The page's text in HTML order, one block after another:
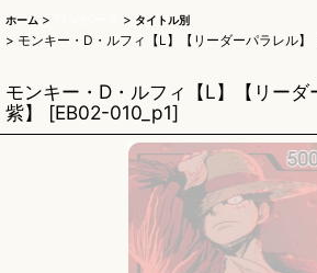
ホーム > > タイトル別
> モンキー・D・ルフィ【L】【リーダーパラレル】
モンキー・D・ルフィ【L】【リー
紫】
[EB02-010_p1]